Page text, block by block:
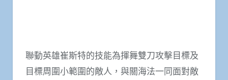
聯動英雄崔斯特的技能為揮舞雙刀攻擊目標及
目標周圍小範圍的敵人，與關海法一同面對敵